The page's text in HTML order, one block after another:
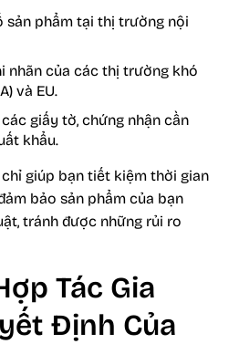
sản phẩm tại thị trường nội
nhãn của các thị trường khó
và EU.
giấy tờ, chứng nhận cần
khẩu.
giúp bạn tiết kiệm thời gian
bảo sản phẩm của bạn
tránh được những rủi ro
Tác Gia
Định Của